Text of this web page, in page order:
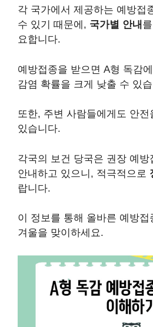
각 국가에서 제공하는 예방접
수 있기 때문에, 국가별 안내
요합니다.
예방접종을 받으면 A형 독감
감염 확률을 크게 낮출 수 있
또한, 주변 사람들에게도 안
있습니다.
각국의 보건 당국은 권장 예
안내하고 있으니, 적극적으로
랍니다.
이 정보를 통해 올바른 예방
겨울을 맞이하세요.